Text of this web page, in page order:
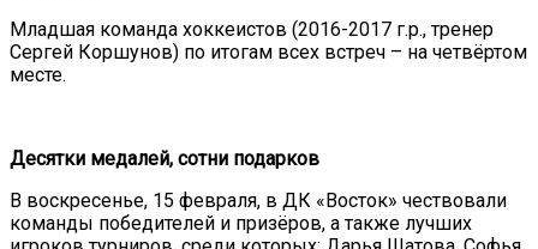
Младшая команда хоккеистов (2016-2017 г.р., тренер
Сергей Коршунов) по итогам всех встреч – на четвёртом
месте.
Десятки медалей, сотни подарков
В воскресенье, 15 февраля, в ДК «Восток» чествовали
команды победителей и призёров, а также лучших